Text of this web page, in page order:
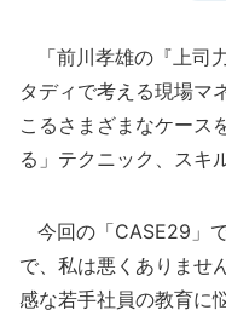
「前川孝雄の『上司
タディで考える現場マ
こるさまざまなケース
る」テクニック、スキ
今回の「CASE29」
で、私は悪くありませ
感な若手社員の教育に